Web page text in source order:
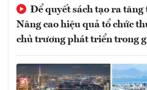
Để quyết sách tạo ra tăng
Nâng cao hiệu quả tổ chức
chủ trương phát triển trong